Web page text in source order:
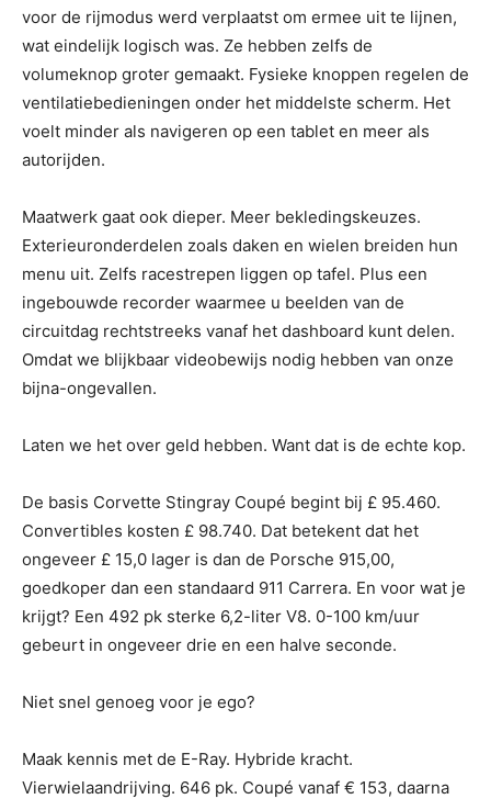
voor de rijmodus werd verplaatst om ermee uit te lijnen,
wat eindelijk logisch was. Ze hebben zelfs de
volumeknop groter gemaakt. Fysieke knoppen regelen de
ventilatiebedieningen onder het middelste scherm. Het
voelt minder als navigeren op een tablet en meer als
autorijden.
Maatwerk gaat ook dieper. Meer bekledingskeuzes.
Exterieuronderdelen zoals daken en wielen breiden hun
menu uit. Zelfs racestrepen liggen op tafel. Plus een
ingebouwde recorder waarmee u beelden van de
circuitdag rechtstreeks vanaf het dashboard kunt delen.
Omdat we blijkbaar videobewijs nodig hebben van onze
bijna-ongevallen.
Laten we het over geld hebben. Want dat is de echte kop.
De basis Corvette Stingray Coupé begint bij £ 95.460.
Convertibles kosten £ 98.740. Dat betekent dat het
ongeveer £ 15,0 lager is dan de Porsche 915,00,
goedkoper dan een standaard 911 Carrera. En voor wat je
krijgt? Een 492 pk sterke 6,2-liter V8. 0-100 km/uur
gebeurt in ongeveer drie en een halve seconde.
Niet snel genoeg voor je ego?
Maak kennis met de E-Ray. Hybride kracht.
Vierwielaandrijving. 646 pk. Coupé vanaf € 153, daarna